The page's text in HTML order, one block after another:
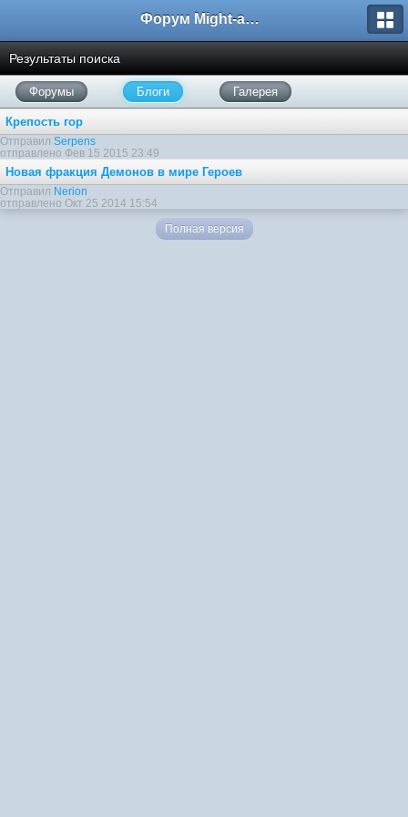
Форум Might-and-Magic.ru
Результаты поиска
Форумы Блоги Галерея
Крепость гор
Отправил Serpens
отправлено Фев 15 2015 23:49
Новая фракция Демонов в мире Героев
Отправил Nerion
отправлено Окт 25 2014 15:54
Полная версия